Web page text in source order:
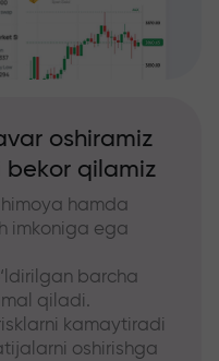
oshiramiz
bekor qilamiz
hamda
imkoniga ega
barcha
qiladi.
kamaytiradi
oshirishga